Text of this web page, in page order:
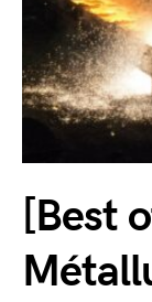
[Best